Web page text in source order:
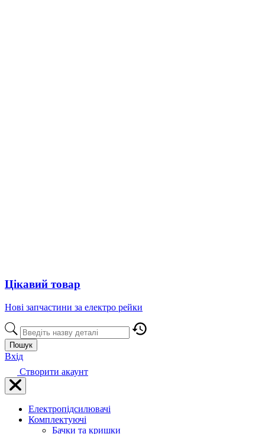
Цікавий товар
Нові запчастини за електро рейки
Пошук
Вхід
Створити акаунт
Електропідсилювачі
Комплектуючі
Бачки та кришки